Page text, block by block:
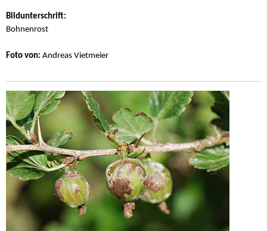
Bildunterschrift:
Bohnenrost
Foto von: Andreas Vietmeier